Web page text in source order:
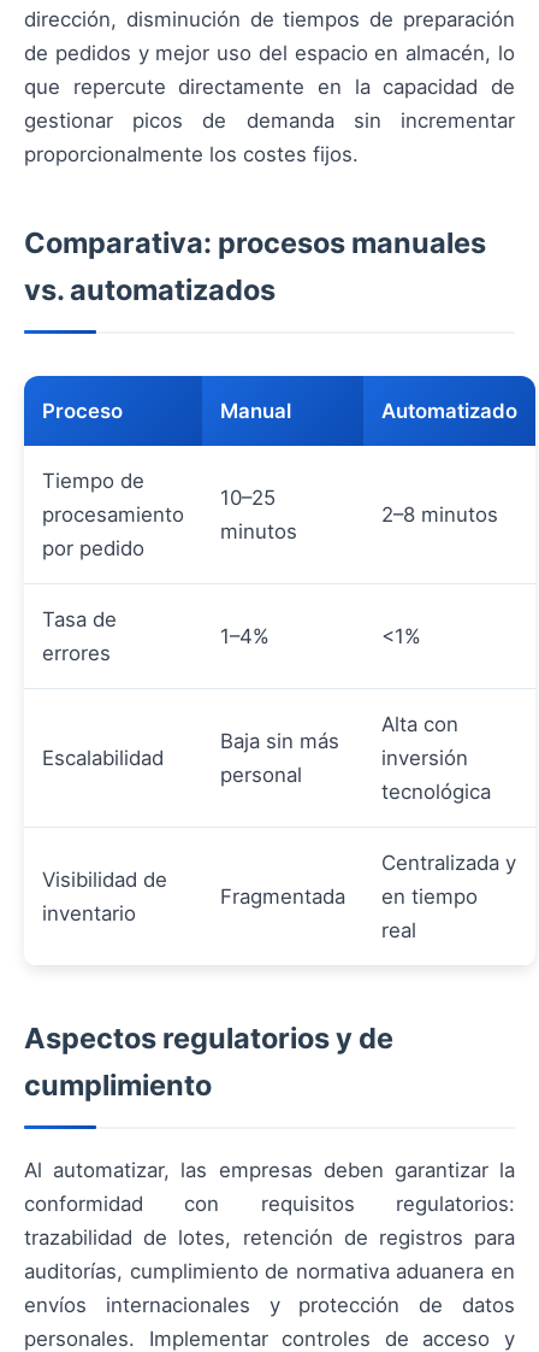
dirección, disminución de tiempos de preparación
de pedidos y mejor uso del espacio en almacén, lo
que repercute directamente en la capacidad de
gestionar picos de demanda sin incrementar
proporcionalmente los costes fijos.
Comparativa: procesos manuales
vs. automatizados
Proceso Manual Automatizado
Tiempo de
procesamiento
por pedido
10–25
minutos
2–8 minutos
Tasa de
errores
1–4% <1%
Escalabilidad
Baja sin más
personal
Alta con
inversión
tecnológica
Visibilidad de
inventario
Fragmentada
Centralizada y
en tiempo
real
Aspectos regulatorios y de
cumplimiento
Al automatizar, las empresas deben garantizar la
conformidad con requisitos regulatorios:
trazabilidad de lotes, retención de registros para
auditorías, cumplimiento de normativa aduanera en
envíos internacionales y protección de datos
personales. Implementar controles de acceso y